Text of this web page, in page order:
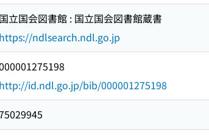
国立国会図書館 : 国立国会図書館蔵書
https://ndlsearch.ndl.go.jp
http://id.ndl.go.jp/bib/000001275198